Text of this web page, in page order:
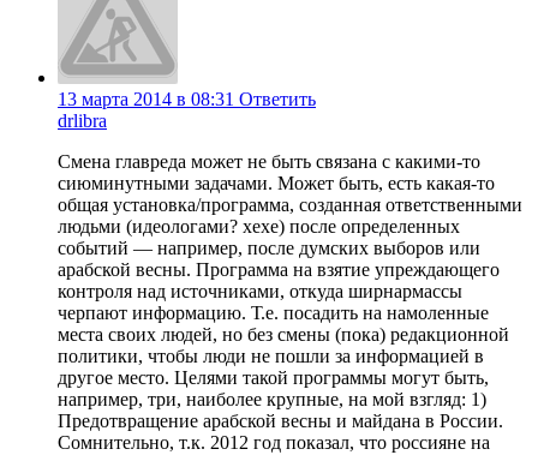
13 марта 2014 в 08:31 Ответить
drlibra
Смена главреда может не быть связана с какими-то
сиюминутными задачами. Может быть, есть какая-то
общая установка/программа, созданная ответственными
людьми (идеологами? хехе) после определенных
событий — например, после думских выборов или
арабской весны. Программа на взятие упреждающего
контроля над источниками, откуда ширнармассы
черпают информацию. Т.е. посадить на намоленные
места своих людей, но без смены (пока) редакционной
политики, чтобы люди не пошли за информацией в
другое место. Целями такой программы могут быть,
например, три, наиболее крупные, на мой взгляд: 1)
Предотвращение арабской весны и майдана в России.
Сомнительно, т.к. 2012 год показал, что россияне на